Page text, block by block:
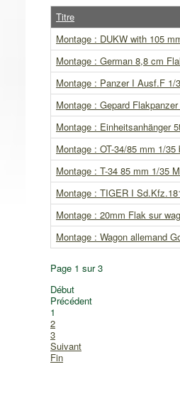
Titre
Montage : DUKW with 105
Montage : German 8,8 cm
Montage : Panzer I Ausf.F 1/
Montage : Gepard
Montage : Einheitsanhänger
Montage : OT-34/85 mm 1/
Montage : T-34 85 mm 1/35
Montage : TIGER I
Montage : 20mm Flak sur
Montage : Wagon allemand
Page 1 sur 3
Début
Précédent
1
2
3
Suivant
Fin